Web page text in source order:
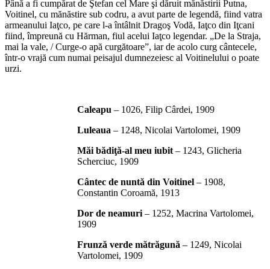
Până a fi cumpărat de Ştefan cel Mare şi dăruit mănăstirii Putna,
Voitinel, cu mănăstire sub codru, a avut parte de legendă, fiind vatra
armeanului Iaţco, pe care l-a întâlnit Dragoş Vodă, Iaţco din Iţcani
fiind, împreună cu Hărman, fiul acelui Iaţco legendar. „De la Straja,
mai la vale, / Curge-o apă curgătoare”, iar de acolo curg cântecele,
într-o vrajă cum numai peisajul dumnezeiesc al Voitinelului o poate
urzi.
Caleapu – 1026, Filip Cârdei, 1909
Luleaua – 1248, Nicolai Vartolomei, 1909
Măi bădiţă-al meu iubit – 1243, Glicheria
Scherciuc, 1909
Cântec de nuntă din Voitinel – 1908,
Constantin Coroamă, 1913
Dor de neamuri – 1252, Macrina Vartolomei,
1909
Frunză verde mătrăgună – 1249, Nicolai
Vartolomei, 1909